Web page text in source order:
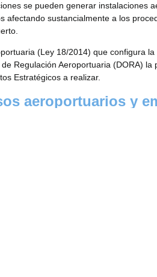
se pueden generar instalaciones
afectando sustancialmente a los
(Ley 18/2014) que configura
Regulación Aeroportuaria (DORA)
Estratégicos a realizar.
aeroportuarios y